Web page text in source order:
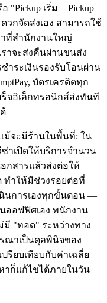
"Pickup เริ่ม + Pickup
กจัดส่งเอง สามารถใช้
าที่สำนักงานใหญ่
ราจะส่งคืนผ่านขนส่ง
ำระเงินรองรับโอนผ่าน
บัตรเครดิตทุก
ร็จอิเล็กทรอนิกส์ส่งทันที
ม้จะมีร้านในพื้นที่: ใน
าเปิดให้บริการจำนวน
กสารแล้วส่งต่อให้
ทำให้มีช่วงรอยต่อที่
นินการเองทุกขั้นตอน —
ออฟฟิศเอง พนักงาน
มี "ทอด" ระหว่างทาง
ณาเป็นดุลพินิจของ
รียบเทียบกับค่าเฉลี่ย
าก็แก้ไขได้ภายในวัน